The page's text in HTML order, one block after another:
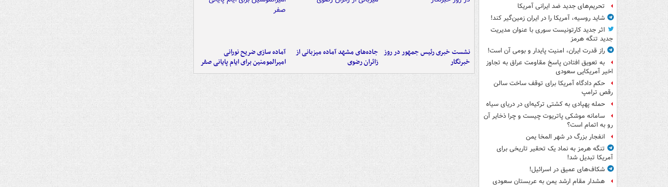
تحریم‌های جدید ضد ایرانی آمریکا
شاید روسیه، آمریکا را در ایران زمین‌گیر کند!
اثر جدید کارتونیست سوری با عنوان مدیریت
جدید تنگه هرمز
راز قدرت ایران، امنیت پایدار و بومی آن است!
به تعویق افتادن پاسخ مقاومت عراق به تجاوز
اخیر آمریکایی سعودی
حکم دادگاه آمریکا برای توقف ساخت سالن
رقص ترامپ
حمله پهپادی به کشتی ترکیه‌ای در دریای سیاه
سامانه موشکی پاتریوت چیست و چرا ذخایر آن
رو به اتمام است؟
انفجار بزرگ در شهر المخا یمن
تنگه هرمز به نماد یک تحقیر تاریخی برای
آمریکا تبدیل شد!
شکاف‌های عمیق در اسرائیل!
هشدار مقام ارشد یمن به عربستان سعودی
نشست خبری رئیس جمهور در روز
خبرنگار
جاده‌های مشهد آماده میزبانی از
زائران رضوی
آماده سازی ضریح نورانی
امیرالمومنین برای ایام پایانی صفر